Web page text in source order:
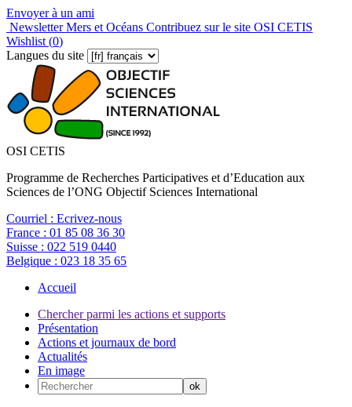
Envoyer à un ami
Newsletter Mers et Océans Contribuez sur le site OSI CETIS
Wishlist (0)
Langues du site
OSI CETIS
Programme de Recherches Participatives et d’Education aux
Sciences de l’ONG Objectif Sciences International
Courriel : Ecrivez-nous
France : 01 85 08 36 30
Suisse : 022 519 0440
Belgique : 023 18 35 65
Accueil
Chercher parmi les actions et supports
Présentation
Actions et journaux de bord
Actualités
En image